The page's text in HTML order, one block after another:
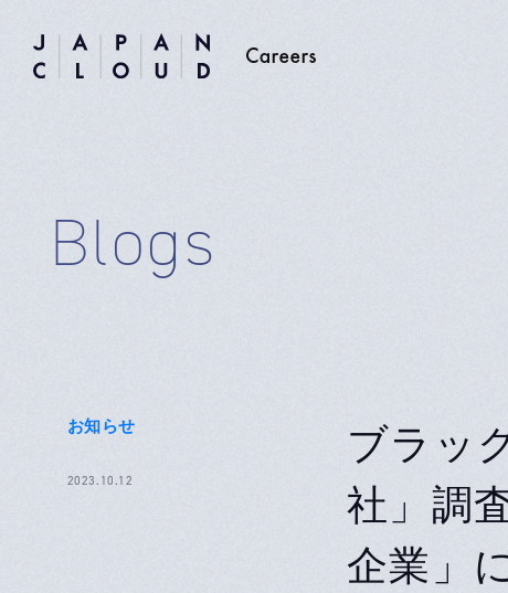
Blogs
お知らせ
2023.10.12
ブラッ
社」調
企業」